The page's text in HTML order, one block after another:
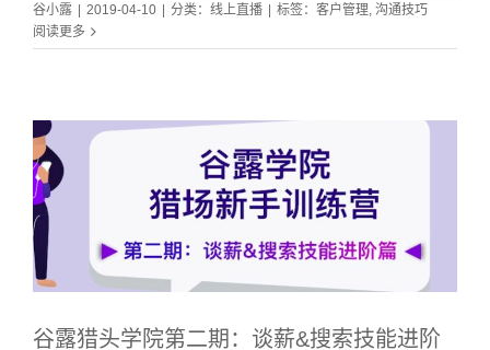
谷小露 | 2019-04-10 | 分类： 线上直播 | 标签： 客户管理 沟通技巧
阅读更多
谷露猎头学院第二期：谈薪&搜索技能进阶